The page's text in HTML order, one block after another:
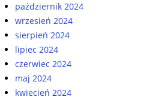
październik 2024
wrzesień 2024
sierpień 2024
lipiec 2024
czerwiec 2024
maj 2024
kwiecień 2024